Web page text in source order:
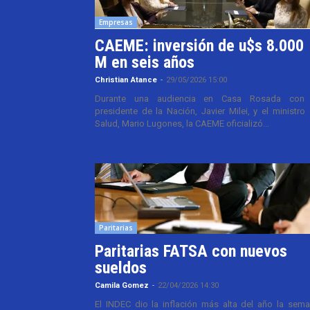
Empresas
CAEME: inversión de u$s 8.000
M en seis años
Christian Atance - 29/05/2026 15:00
Durante una audiencia en Casa Rosada con
presidente de la Nación, Javier Milei, y el ministro
Salud, Mario Lugones, la CAEME oficializó...
Paritarias
Paritarias FATSA con nuevos
sueldos
Camila Gomez - 22/04/2026 14:30
El INDEC dio la inflación más alta del año la